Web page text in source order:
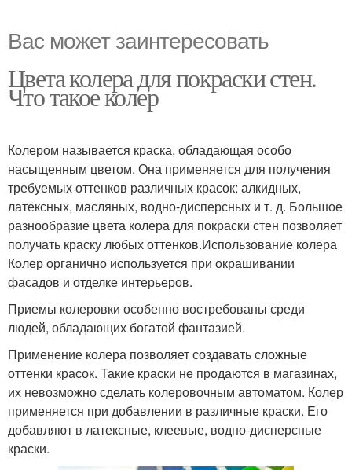
Вас может заинтересовать
Цвета колера для покраски стен.
Что такое колер
Колером называется краска, обладающая особо
насыщенным цветом. Она применяется для получения
требуемых оттенков различных красок: алкидных,
латексных, масляных, водно-дисперсных и т. д. Большое
разнообразие цвета колера для покраски стен позволяет
получать краску любых оттенков.Использование колера
Колер органично используется при окрашивании
фасадов и отделке интерьеров.
Приемы колеровки особенно востребованы среди
людей, обладающих богатой фантазией.
Применение колера позволяет создавать сложные
оттенки красок. Такие краски не продаются в магазинах,
их невозможно сделать колеровочным автоматом. Колер
применяется при добавлении в различные краски. Его
добавляют в латексные, клеевые, водно-дисперсные
краски.